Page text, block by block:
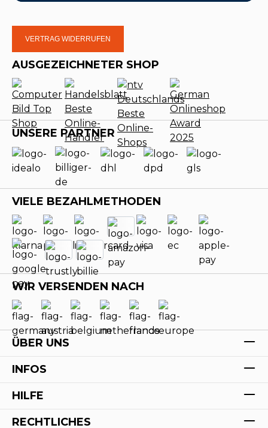
VERTRAG WIDERRUFEN
AUSGEZEICHNETER SHOP
UNSERE PARTNER
VIELE BEZAHLMETHODEN
WIR VERSENDEN NACH
ÜBER UNS
INFOS
HILFE
RECHTLICHES